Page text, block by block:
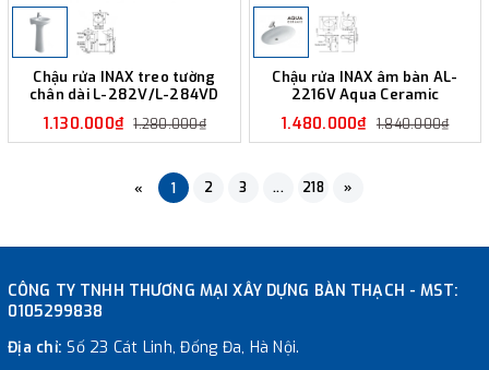
Chậu rửa INAX treo tường
chân dài L-282V/L-284VD
1.130.000₫ 1.280.000₫
Chậu rửa INAX âm bàn AL-
2216V Aqua Ceramic
1.480.000₫ 1.840.000₫
« 1 2 3 ... 218 »
CÔNG TY TNHH THƯƠNG MẠI XÂY DỰNG BÀN THẠCH - MST:
0105299838
Địa chỉ:Số 23 Cát Linh, Đống Đa, Hà Nội.